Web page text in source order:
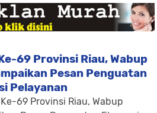
69 Provinsi Riau, Wabup
Pesan Penguatan
Pelayanan
69 Provinsi Riau, Wabup